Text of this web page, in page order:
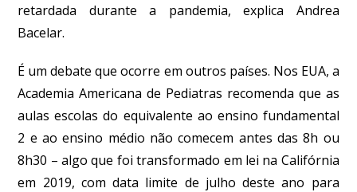
retardada durante a pandemia, explica Andrea
Bacelar.
É um debate que ocorre em outros países. Nos EUA, a
Academia Americana de Pediatras recomenda que as
aulas escolas do equivalente ao ensino fundamental
2 e ao ensino médio não comecem antes das 8h ou
8h30 – algo que foi transformado em lei na Califórnia
em 2019, com data limite de julho deste ano para